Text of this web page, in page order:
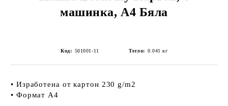
машинка, А4 Бяла
Код: 501001-11 Тегло: 0.041 кг
• Изработена от картон 230 g/m2
• Формат А4